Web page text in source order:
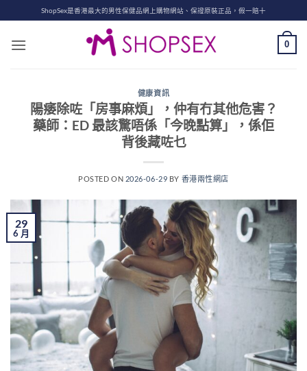
to
content
ShopSex是香港最大的男性保健品網上購物網站、保證原裝正品，假一賠十
0
健康資訊
陽痿除咗「房事麻煩」，仲有冇其他危害？
藥師：ED 最該驚唔係「今晚點算」，係佢
背後藏咗乜
POSTED ON 2026-06-29 BY 香港兩性網店
29
6 月